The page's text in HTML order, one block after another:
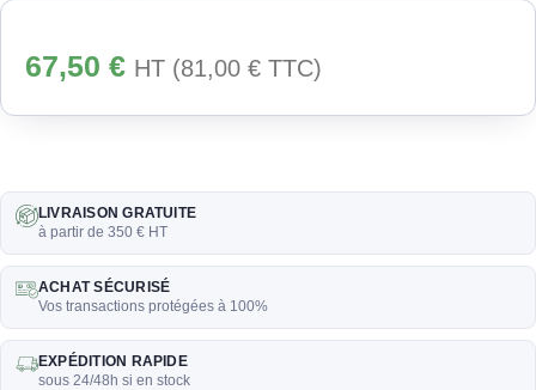
67,50 € HT (81,00 € TTC)
LIVRAISON GRATUITE
à partir de 350 € HT
ACHAT SÉCURISÉ
Vos transactions protégées à 100%
EXPÉDITION RAPIDE
sous 24/48h si en stock